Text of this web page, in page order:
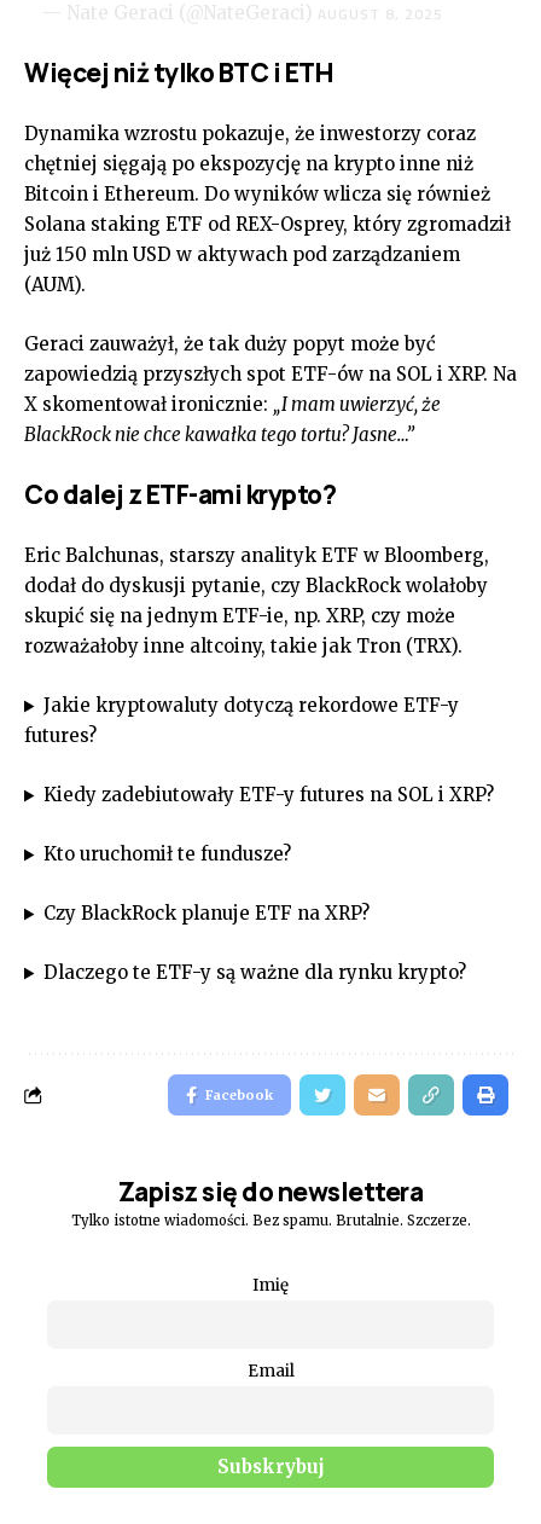
— Nate Geraci (@NateGeraci) AUGUST 8, 2025
Więcej niż tylko BTC i ETH
Dynamika wzrostu pokazuje, że inwestorzy coraz
chętniej sięgają po ekspozycję na krypto inne niż
Bitcoin i Ethereum. Do wyników wlicza się również
Solana staking ETF od REX-Osprey, który zgromadził
już 150 mln USD w aktywach pod zarządzaniem
(AUM).
Geraci zauważył, że tak duży popyt może być
zapowiedzią przyszłych spot ETF-ów na SOL i XRP. Na
X skomentował ironicznie: „I mam uwierzyć, że
BlackRock nie chce kawałka tego tortu? Jasne…”
Co dalej z ETF-ami krypto?
Eric Balchunas, starszy analityk ETF w Bloomberg,
dodał do dyskusji pytanie, czy BlackRock wolałoby
skupić się na jednym ETF-ie, np. XRP, czy może
rozważałoby inne altcoiny, takie jak Tron (TRX).
Jakie kryptowaluty dotyczą rekordowe ETF-y
futures?
Kiedy zadebiutowały ETF-y futures na SOL i XRP?
Kto uruchomił te fundusze?
Czy BlackRock planuje ETF na XRP?
Dlaczego te ETF-y są ważne dla rynku krypto?
Facebook
Zapisz się do newslettera
Tylko istotne wiadomości. Bez spamu. Brutalnie. Szczerze.
Imię
Email